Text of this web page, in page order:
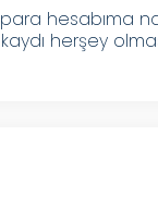
hesabıma
kaydı herşey